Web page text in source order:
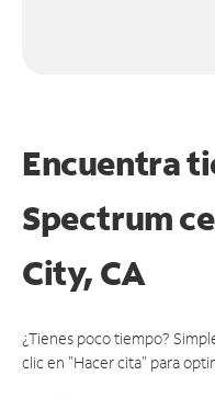
Encuentra
Spectrum
City, CA
¿Tienes poco tiempo?
clic en "Hacer cita" para